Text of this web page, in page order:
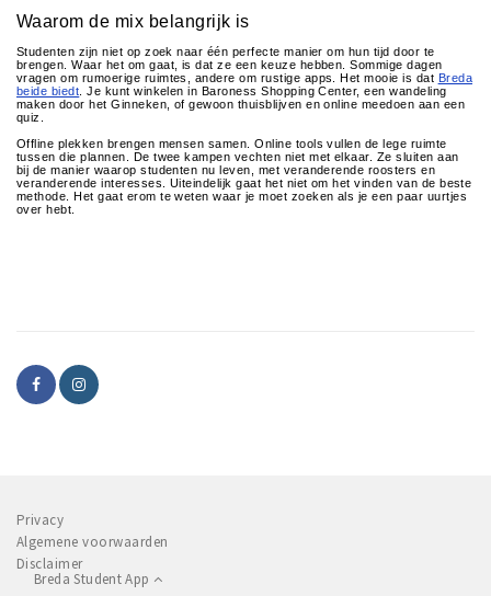
Deals
Parkeren
Inloggen
Waarom de mix belangrijk is
Studenten zijn niet op zoek naar één perfecte manier om hun tijd door te
brengen. Waar het om gaat, is dat ze een keuze hebben. Sommige dagen
vragen om rumoerige ruimtes, andere om rustige apps. Het mooie is dat Breda
beide biedt . Je kunt winkelen in Baroness Shopping Center, een wandeling
maken door het Ginneken, of gewoon thuisblijven en online meedoen aan een
quiz.
Offline plekken brengen mensen samen. Online tools vullen de lege ruimte
tussen die plannen. De twee kampen vechten niet met elkaar. Ze sluiten aan
bij de manier waarop studenten nu leven, met veranderende roosters en
veranderende interesses. Uiteindelijk gaat het niet om het vinden van de beste
methode. Het gaat erom te weten waar je moet zoeken als je een paar uurtjes
over hebt.
Privacy
Algemene voorwaarden
Disclaimer
Breda Student App